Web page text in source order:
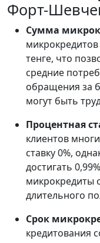
Форт-
Сумма
тенге, что
средние
обращения за
могут быть
Процентная
клиентов
ставку 0%,
достигать
микрокредиты
длительного
Срок
кредитования